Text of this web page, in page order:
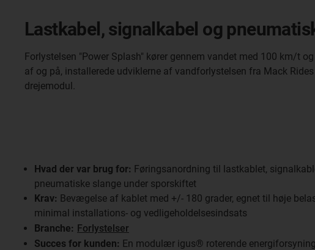
Lastkabel, signalkabel og
Forlystelsen "Power Splash" kører gennem vandet med 100 km/t
af og på, installerede udviklerne af vandforlystelsen fra Mack
drejemodul.
Hvad der var brug for: Føringsanordning til lastkablet,
pneumatiske slange under sporskiftet
Krav: Bevægelse af kablet med +/- 180 grader, egnet til høje
minimal installations- og vedligeholdelsesindsats
Branche: Forlystelser
Succes for kunden: En modulær igus® roterende